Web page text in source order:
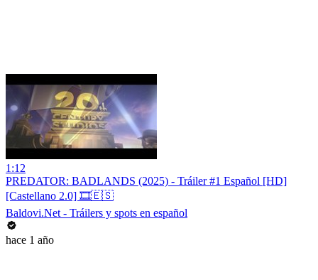
1:12
PREDATOR: BADLANDS (2025) - Tráiler #1 Español [HD]
[Castellano 2.0] 🎞️🇪🇸
Baldovi.Net - Tráilers y spots en español
hace 1 año